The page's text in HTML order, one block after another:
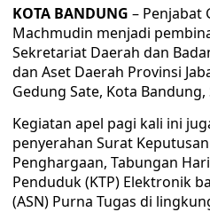
KOTA BANDUNG – Penjabat
Machmudin menjadi
Sekretariat Daerah dan
dan Aset Daerah Provinsi
Gedung Sate, Kota Bandung,
Kegiatan apel pagi kali ini
penyerahan Surat
Penghargaan, Tabungan
Penduduk (KTP) Elektronik
(ASN) Purna Tugas di